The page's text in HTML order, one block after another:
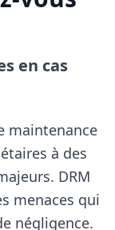
en cas
maintenance
à des
DRM
menaces qui
négligence.